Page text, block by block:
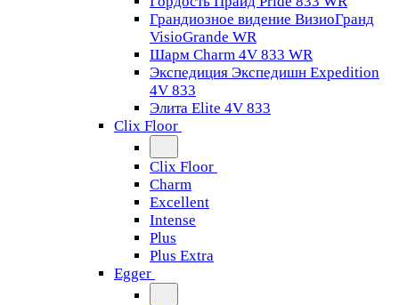
Грандиозное видение ВизиоГранд
VisioGrande WR
Шарм Charm 4V 833 WR
Экспедиция Экспедишн Expedition
4V 833
Элита Elite 4V 833
Clix Floor
Clix Floor
Charm
Excellent
Intense
Plus
Plus Extra
Egger